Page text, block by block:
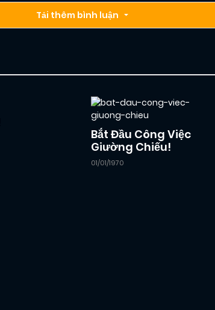
Tải thêm bình luận
Bắt Đầu Công Việc
Giường Chiếu!
01/01/1970